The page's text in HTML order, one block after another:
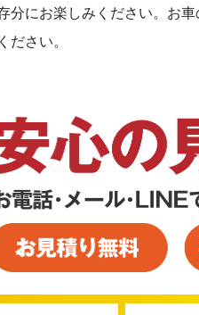
分にお楽しみください。お
ださい。